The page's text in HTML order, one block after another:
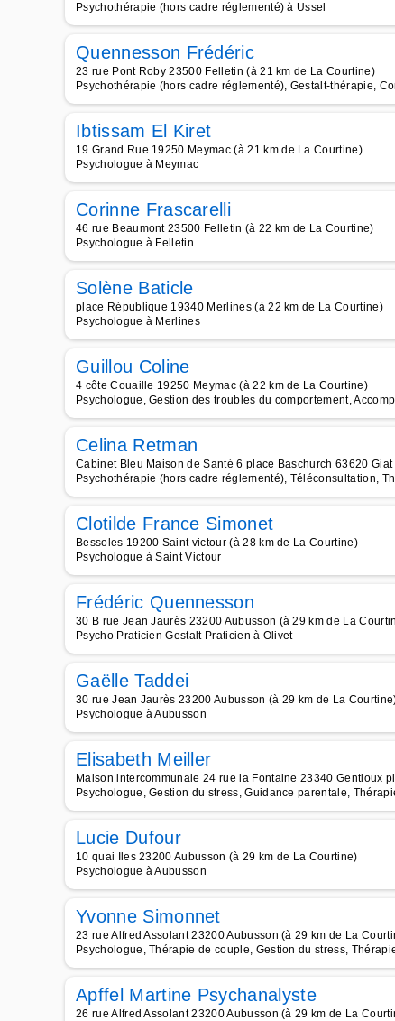
Psychothérapie (hors cadre réglementé) à Ussel
Quennesson Frédéric
23 rue Pont Roby 23500 Felletin (à 21 km de La Courtine)
Psychothérapie (hors cadre réglementé), Gestalt-thérapie,
Ibtissam El Kiret
19 Grand Rue 19250 Meymac (à 21 km de La Courtine)
Psychologue à Meymac
Corinne Frascarelli
46 rue Beaumont 23500 Felletin (à 22 km de La Courtine)
Psychologue à Felletin
Solène Baticle
place République 19340 Merlines (à 22 km de La Courtine)
Psychologue à Merlines
Guillou Coline
4 côte Couaille 19250 Meymac (à 22 km de La Courtine)
Psychologue, Gestion des troubles du comportement,
Celina Retman
Cabinet Bleu Maison de Santé 6 place Baschurch 63620
Psychothérapie (hors cadre réglementé), Téléconsultation,
Clotilde France Simonet
Bessoles 19200 Saint victour (à 28 km de La Courtine)
Psychologue à Saint Victour
Frédéric Quennesson
30 B rue Jean Jaurès 23200 Aubusson (à 29 km de La
Psycho Praticien Gestalt Praticien à Olivet
Gaëlle Taddei
30 rue Jean Jaurès 23200 Aubusson (à 29 km de La
Psychologue à Aubusson
Elisabeth Meiller
Maison intercommunale 24 rue la Fontaine 23340 Gentioux
Psychologue, Gestion du stress, Guidance parentale,
Lucie Dufour
10 quai Iles 23200 Aubusson (à 29 km de La Courtine)
Psychologue à Aubusson
Yvonne Simonnet
23 rue Alfred Assolant 23200 Aubusson (à 29 km de La
Psychologue, Thérapie de couple, Gestion du stress,
Apffel Martine Psychanalyste
26 rue Alfred Assolant 23200 Aubusson (à 29 km de La